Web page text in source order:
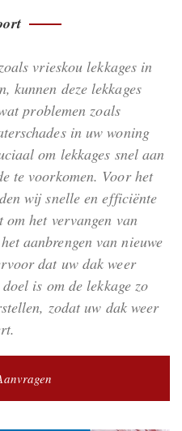
vrieskou lekkages in
kunnen deze lekkages
problemen zoals
in uw woning
om lekkages snel aan
te voorkomen. Voor het
wij snelle en efficiënte
het vervangen van
aanbrengen van nieuwe
dat uw dak weer
is om de lekkage zo
zodat uw dak weer